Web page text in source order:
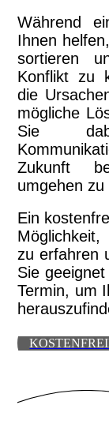
Während
Ihnen
sortieren
Konflikt zu
die
mögliche
Sie
Zukunft
umgehen zu
Ein
zu erfahren
Sie
Termin, um